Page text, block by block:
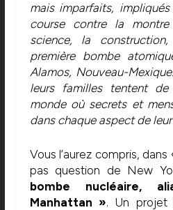
mais imparfaits,
course contre la
science, la
première bombe
Alamos, Nouveau-Mexique.
leurs familles tentent
monde où secrets et
dans chaque aspect de
Vous l’aurez compris, dans
pas question de New
bombe nucléaire,
Manhattan ». Un projet